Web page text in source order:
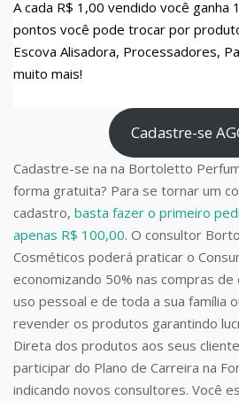
A cada R$ 1,00 vendido você ganha
pontos você pode trocar por
Escova Alisadora, Processadores,
muito mais!
Cadastre-se
Cadastre-se na na Bortoletto
forma gratuita? Para se tornar um
cadastro, basta fazer o primeiro
apenas R$ 100,00. O consultor
Cosméticos poderá praticar o
economizando 50% nas compras
uso pessoal e de toda a sua família
revender os produtos garantindo
Direta dos produtos aos seus
participar do Plano de Carreira na
indicando novos consultores. Você